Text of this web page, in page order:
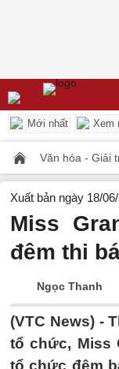
Mới nhất Xem
Văn hóa - Giải
Xuất bản ngày 18/
Miss
đêm thi
Ngọc Thanh
(VTC News) -
tổ chức, Miss
tổ chức đêm